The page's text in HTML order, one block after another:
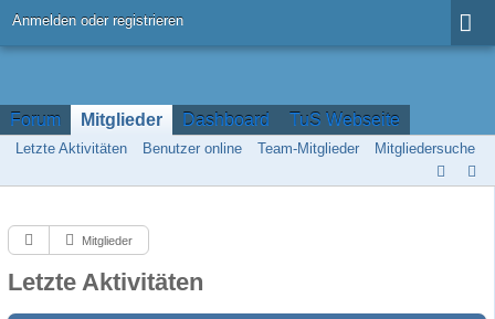
Anmelden oder registrieren
Forum Mitglieder Dashboard TuS Webseite
Letzte Aktivitäten Benutzer online Team-Mitglieder Mitgliedersuche
Mitglieder
Letzte Aktivitäten